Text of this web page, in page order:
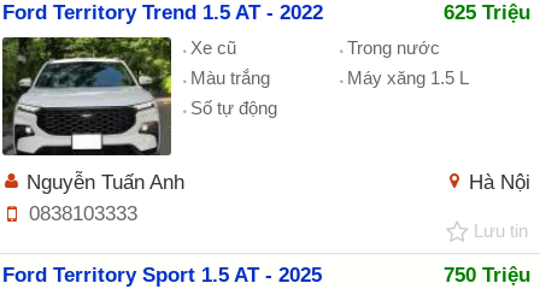
Ford Territory Trend 1.5 AT - 2022 625 Triệu
Xe cũ
Trong nước
Màu trắng
Máy xăng 1.5 L
Số tự động
Hà Nội
Nguyễn Tuấn Anh
0838103333
Lưu tin
Ford Territory Sport 1.5 AT - 2025 750 Triệu